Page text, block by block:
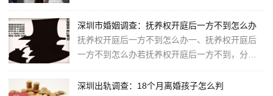
体案由准备相应证据材料，一般应包含以下几
类。首先是证明当事人主体资格的证据，···
深圳市婚姻调查：抚养权开庭后一方不到怎么办
抚养权开庭后一方不到怎么办一、抚养权开庭后
一方不到怎么办若抚养权开庭后一方不到，分两
种情况处理。如果是原告经传票传唤，无正当理
由拒不到庭的，或者未经法庭许可中途···
深圳出轨调查：18个月离婚孩子怎么判